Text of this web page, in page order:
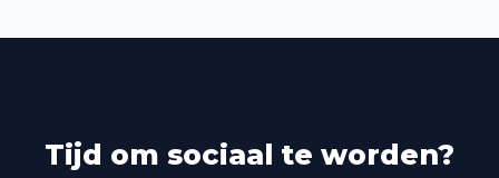
Tijd om sociaal te worden?